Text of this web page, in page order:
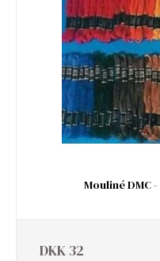
Mouliné DMC
DKK 32